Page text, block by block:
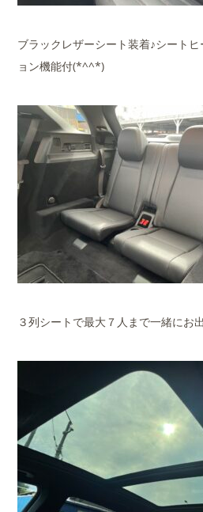
ブラックレザーシート装着♪シート
ョン機能付(*^^*)
３列シートで最大７人まで一緒にお